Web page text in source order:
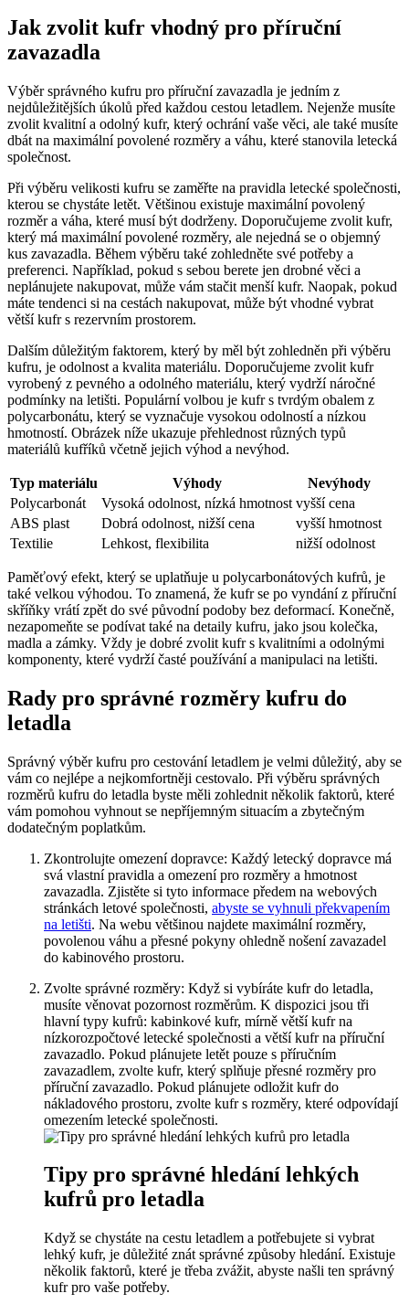
Jak zvolit kufr vhodný pro příruční
zavazadla
Výběr správného kufru pro příruční zavazadla je jedním z
nejdůležitějších úkolů před každou cestou letadlem. Nejenže musíte
zvolit kvalitní a odolný kufr, který ochrání vaše věci, ale také musíte
dbát na maximální povolené rozměry a váhu, které stanovila letecká
společnost.
Při výběru velikosti kufru se zaměřte na pravidla letecké společnosti,
kterou se chystáte letět. Většinou existuje maximální povolený
rozměr a váha, které musí být dodrženy. Doporučujeme zvolit kufr,
který má maximální povolené rozměry, ale nejedná se o objemný
kus zavazadla. Během výběru také zohledněte své potřeby a
preferenci. Například, pokud s sebou berete jen drobné věci a
neplánujete nakupovat, může vám stačit menší kufr. Naopak, pokud
máte tendenci si na cestách nakupovat, může být vhodné vybrat
větší kufr s rezervním prostorem.
Dalším důležitým faktorem, který by měl být zohledněn při výběru
kufru, je odolnost a kvalita materiálu. Doporučujeme zvolit kufr
vyrobený z pevného a odolného materiálu, který vydrží náročné
podmínky na letišti. Populární volbou je kufr s tvrdým obalem z
polycarbonátu, který se vyznačuje vysokou odolností a nízkou
hmotností. Obrázek níže ukazuje přehlednost různých typů
materiálů kufříků včetně jejich výhod a nevýhod.
Typ materiálu Výhody
Nevýhody
Polycarbonát
Vysoká odolnost, nízká hmotnost vyšší cena
ABS plast
Dobrá odolnost, nižší cena
vyšší hmotnost
Textilie
Lehkost, flexibilita nižší odolnost
Paměťový efekt, který se uplatňuje u polycarbonátových kufrů, je
také velkou výhodou. To znamená, že kufr se po vyndání z příruční
skříňky vrátí zpět do své původní podoby bez deformací. Konečně,
nezapomeňte se podívat také na detaily kufru, jako jsou kolečka,
madla a zámky. Vždy je dobré zvolit kufr s kvalitními a odolnými
komponenty, které vydrží časté používání a manipulaci na letišti.
Rady pro správné rozměry kufru do
letadla
Správný výběr kufru pro cestování letadlem je velmi důležitý, aby se
vám co nejlépe a nejkomfortněji cestovalo. Při výběru správných
rozměrů kufru do letadla byste měli zohlednit několik faktorů, které
vám pomohou vyhnout se nepříjemným situacím a zbytečným
dodatečným poplatkům.
Zkontrolujte omezení dopravce: Každý letecký dopravce má
svá vlastní pravidla a omezení pro rozměry a hmotnost
zavazadla. Zjistěte si tyto informace předem na webových
stránkách letové společnosti, abyste se vyhnuli překvapením
na letišti. Na webu většinou najdete maximální rozměry,
povolenou váhu a přesné pokyny ohledně nošení zavazadel
do kabinového prostoru.
Zvolte správné rozměry: Když si vybíráte kufr do letadla,
musíte věnovat pozornost rozměrům. K dispozici jsou tři
hlavní typy kufrů: kabinkové kufr, mírně větší kufr na
nízkorozpočtové letecké společnosti a větší kufr na příruční
zavazadlo. Pokud plánujete letět pouze s příručním
zavazadlem, zvolte kufr, který splňuje přesné rozměry pro
příruční zavazadlo. Pokud plánujete odložit kufr do
nákladového prostoru, zvolte kufr s rozměry, které odpovídají
omezením letecké společnosti.
Tipy pro správné hledání lehkých
kufrů pro letadla
Když se chystáte na cestu letadlem a potřebujete si vybrat
lehký kufr, je důležité znát správné způsoby hledání. Existuje
několik faktorů, které je třeba zvážit, abyste našli ten správný
kufr pro vaše potřeby.